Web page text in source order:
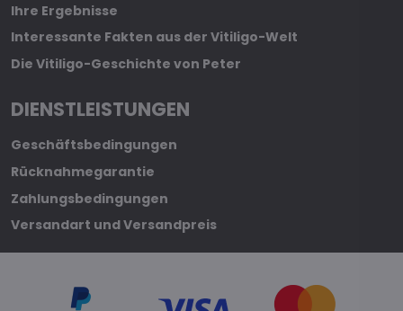
Ihre Ergebnisse
Interessante Fakten aus der Vitiligo-Welt
Die Vitiligo-Geschichte von Peter
DIENSTLEISTUNGEN
Geschäftsbedingungen
Rücknahmegarantie
Zahlungsbedingungen
Versandart und Versandpreis